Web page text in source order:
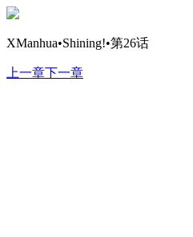
XManhua•Shining!•第26话
上一章下一章